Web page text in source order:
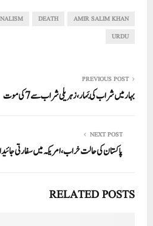
A
pp
ok
r
In AMIR SALIM KHAN
DEATH
URDU
PREVIOUS POST
بہار میں شراب کی بَہار، زہریلی شراب سے7کی موت
NEXT POST
پاکستان کی حالت خراب،امریکہ میں سفارتی جائیداد
RELATED POSTS